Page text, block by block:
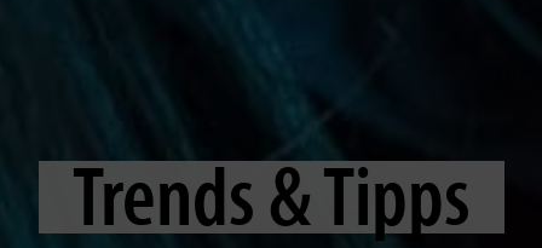
Trends & Tipps